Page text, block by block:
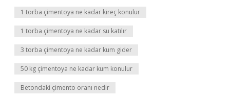
1 torba çimentoya ne kadar kireç konulur
1 torba çimentoya ne kadar su katılır
3 torba çimentoya ne kadar kum gider
50 kg çimentoya ne kadar kum konulur
Betondaki çimento oranı nedir